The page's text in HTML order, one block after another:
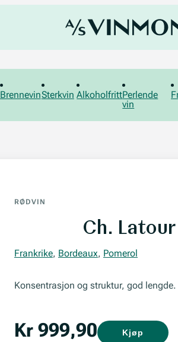
BrennevinSterkvin AlkoholfrittPerlende
vin
RØDVIN
Ch.
Frankrike, Bordeaux, Pomerol
Konsentrasjon og struktur, god lengde.
Kr 999,90 Kjøp